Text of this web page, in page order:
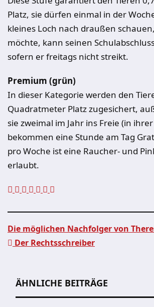
Platz, sie dürfen einmal in der
kleines Loch nach draußen
möchte, kann seinen
sofern er freitags nicht streikt.
Premium (grün)
In dieser Kategorie werden den
Quadratmeter Platz zugesichert,
sie zweimal im Jahr ins Freie (in
bekommen eine Stunde am Tag
pro Woche ist eine Raucher- und
erlaubt.
Die möglichen Nachfolger von
Der Rechtsschreiber
ÄHNLICHE BEITRÄGE